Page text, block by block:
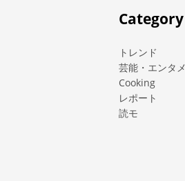
Category
トレンド
芸能・エンタメ
Cooking
レポート
読モ